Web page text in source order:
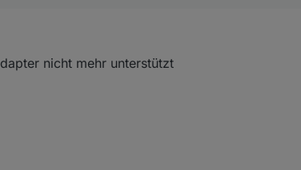
nicht mehr unterstützt